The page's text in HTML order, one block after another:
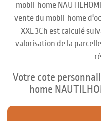
mobil-home
vente du mobil-home
XXL 3Ch est calculé
valorisation de la
Votre cote
home